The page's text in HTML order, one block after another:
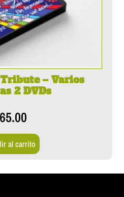
– Varios
2 DVDs
65.00
al carrito